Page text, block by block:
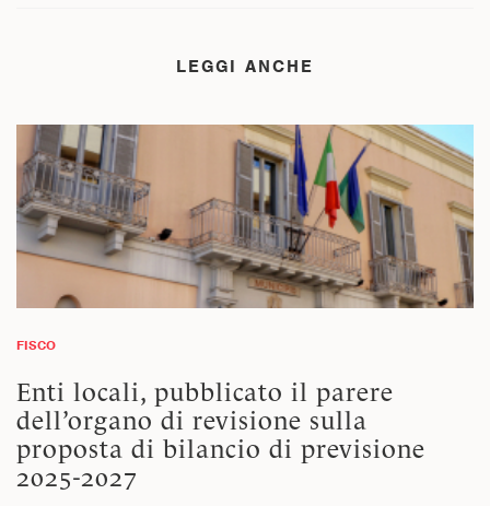
LEGGI ANCHE
FISCO
Enti locali, pubblicato il parere
dell’organo di revisione sulla
proposta di bilancio di previsione
2025-2027